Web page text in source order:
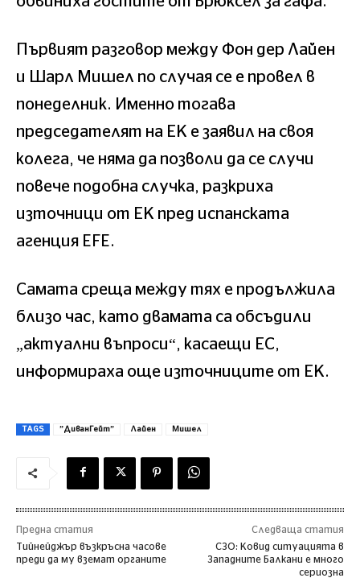
Първият разговор между Фон дер Лайен
и Шарл Мишел по случая се е провел в
понеделник. Именно тогава
председателят на ЕК е заявил на своя
колега, че няма да позволи да се случи
повече подобна случка, разкриха
източници от ЕК пред испанската
агенция EFE.
Самата среща между тях е продължила
близо час, като двамата са обсъдили
„актуални въпроси“, касаещи ЕС,
информираха още източниците от ЕК.
TAGS ”ДиванГейт” Лайен Мишел
Предна статия
Тийнейджър възкръсна часове
преди да му вземат органите
Следваща статия
СЗО: Ковид ситуацията в
Западните Балкани е много
сериозна